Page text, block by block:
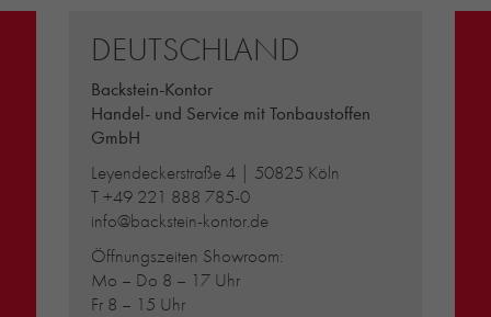
DEUTSCHLAND
Backstein-Kontor
Handel- und Service mit Tonbaustoffen
GmbH
Leyendeckerstraße 4 | 50825 Köln
T+49 221 888 785-0
info@backstein-kontor.de
Öffnungszeiten Showroom:
Mo – Do 8 – 17 Uhr
Fr 8 – 15 Uhr